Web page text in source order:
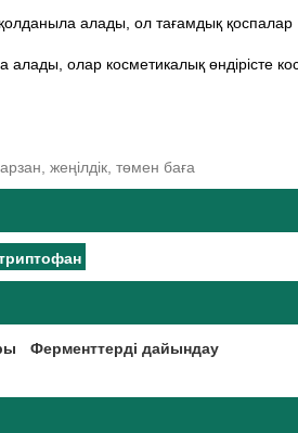
алады, ол тағамдық қоспалар
олар косметикалық өндірісте
жеңілдік, төмен баға
Ферменттерді дайындау